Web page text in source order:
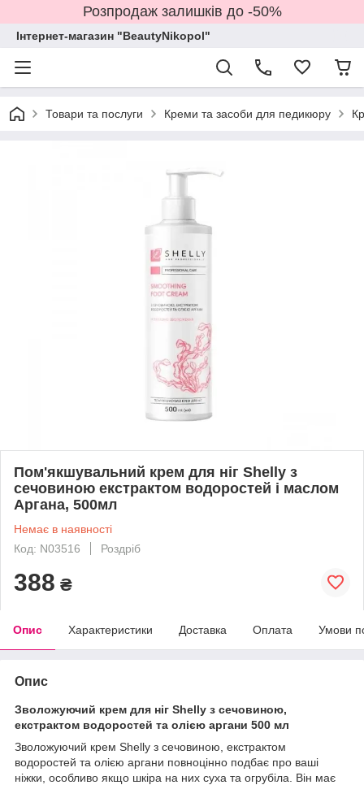
Розпродаж залишків до -50%
Інтернет-магазин "BeautyNikopol"
Товари та послуги Креми та засоби для педикюру
Пом'якшувальний крем для ніг Shelly з
сечовиною екстрактом водоростей і маслом
Аргана, 500мл
Немає в наявності
Код: N03516
Роздріб
388 ₴
Опис Характеристики Доставка Оплата Умови
Опис
Зволожуючий крем для ніг Shelly з сечовиною,
екстрактом водоростей та олією аргани 500 мл
Зволожуючий крем Shelly з сечовиною, екстрактом
водоростей та олією аргани повноцінно подбає про ваші
ніжки, особливо якщо шкіра на них суха та огрубіла. Він має